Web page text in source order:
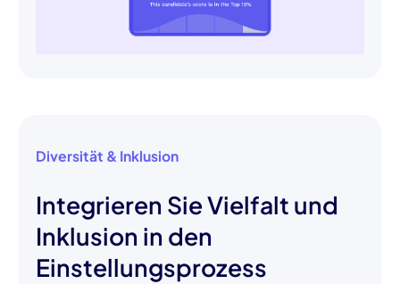
Diversität & Inklusion
Integrieren Sie Vielfalt und
Inklusion in den
Einstellungsprozess